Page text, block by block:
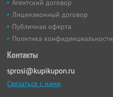
Агентский договор
Лицензионный договор
Публичная оферта
Политика конфиденциальности
Контакты
sprosi@kupikupon.ru
Связаться с нами